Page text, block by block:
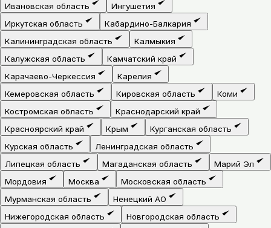
Ивановская область
Ингушетия
Иркутская область
Кабардино-Балкария
Калининградская область
Калмыкия
Калужская область
Камчатский край
Карачаево-Черкессия
Карелия
Кемеровская область
Кировская область
Коми
Костромская область
Краснодарский край
Красноярский край
Крым
Курганская область
Курская область
Ленинградская область
Липецкая область
Магаданская область
Марий Эл
Мордовия
Москва
Московская область
Мурманская область
Ненецкий АО
Нижегородская область
Новгородская область